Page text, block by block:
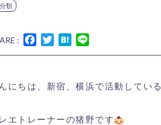
類
: FacebookTwitterHatena
にちは、新宿、横浜で活動している
エトレーナーの猪野です